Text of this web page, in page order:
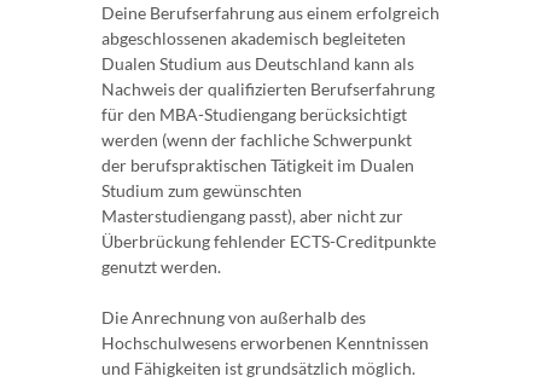
Deine Berufserfahrung aus einem erfolgreich
abgeschlossenen akademisch begleiteten
Dualen Studium aus Deutschland kann als
Nachweis der qualifizierten Berufserfahrung
für den MBA-Studiengang berücksichtigt
werden (wenn der fachliche Schwerpunkt
der berufspraktischen Tätigkeit im Dualen
Studium zum gewünschten
Masterstudiengang passt), aber nicht zur
Überbrückung fehlender ECTS-Creditpunkte
genutzt werden.
Die Anrechnung von außerhalb des
Hochschulwesens erworbenen Kenntnissen
und Fähigkeiten ist grundsätzlich möglich.